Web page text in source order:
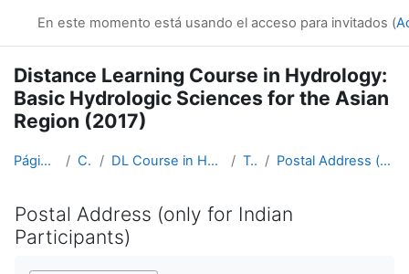
En este momento está usando el acceso para invitados (
Distance Learning Course in Hydrology:
Basic Hydrologic Sciences for the Asian
Region (2017)
Página Principal Cursos DL Course in Hydrology - Asia RA-II-2017 Topic 5 Postal Address (only for Indian Participants)
Postal Address (only for Indian
Participants)